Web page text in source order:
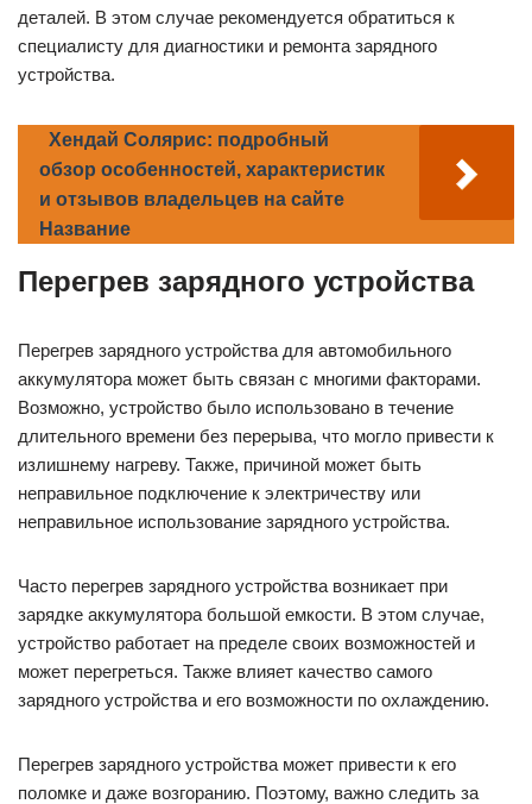
деталей. В этом случае рекомендуется обратиться к
специалисту для диагностики и ремонта зарядного
устройства.
Хендай Солярис: подробный
обзор особенностей, характеристик
и отзывов владельцев на сайте
Название
Перегрев зарядного устройства
Перегрев зарядного устройства для автомобильного
аккумулятора может быть связан с многими факторами.
Возможно, устройство было использовано в течение
длительного времени без перерыва, что могло привести к
излишнему нагреву. Также, причиной может быть
неправильное подключение к электричеству или
неправильное использование зарядного устройства.
Часто перегрев зарядного устройства возникает при
зарядке аккумулятора большой емкости. В этом случае,
устройство работает на пределе своих возможностей и
может перегреться. Также влияет качество самого
зарядного устройства и его возможности по охлаждению.
Перегрев зарядного устройства может привести к его
поломке и даже возгоранию. Поэтому, важно следить за